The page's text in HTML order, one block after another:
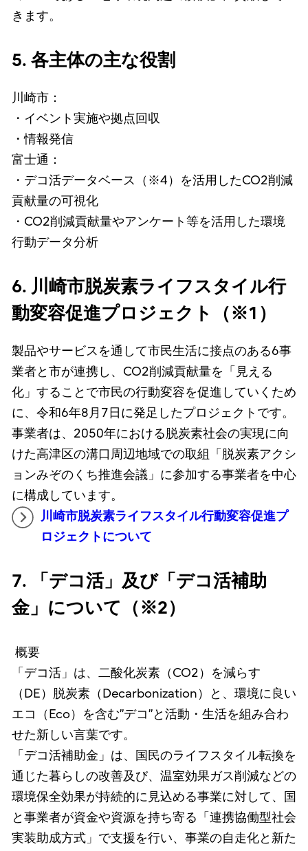
きます。
5. 各主体の主な役割
川崎市：
・イベント実施や拠点回収
・情報発信
富士通：
・デコ活データベース（※4）を活用したCO2削減
貢献量の可視化
・CO2削減貢献量やアンケート等を活用した環境
行動データ分析
6. 川崎市脱炭素ライフスタイル行
動変容促進プロジェクト（※1）
製品やサービスを通して市民生活に接点のある6事
業者と市が連携し、CO2削減貢献量を「見える
化」することで市民の行動変容を促進していくため
に、令和6年8月7日に発足したプロジェクトです。
事業者は、2050年における脱炭素社会の実現に向
けた高津区の溝口周辺地域での取組「脱炭素アクシ
ョンみぞのくち推進会議」に参加する事業者を中心
に構成しています。
川崎市脱炭素ライフスタイル行動変容促進プ
ロジェクトについて
7. 「デコ活」及び「デコ活補助
金」について（※2）
概要
「デコ活」は、二酸化炭素（CO2）を減らす
（DE）脱炭素（Decarbonization）と、環境に良い
エコ（Eco）を含む”デコ”と活動・生活を組み合わ
せた新しい言葉です。
「デコ活補助金」は、国民のライフスタイル転換を
通じた暮らしの改善及び、温室効果ガス削減などの
環境保全効果が持続的に見込める事業に対して、国
と事業者が資金や資源を持ち寄る「連携協働型社会
実装助成方式」で支援を行い、事業の自走化と新た